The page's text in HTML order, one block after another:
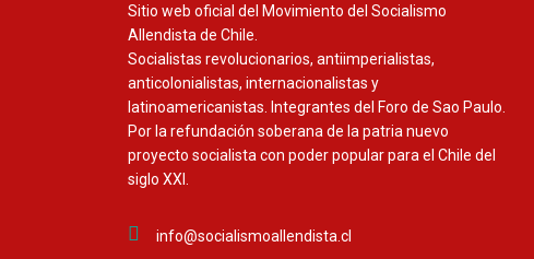
Sitio web oficial del Movimiento del Socialismo
Allendista de Chile.
Socialistas revolucionarios, antiimperialistas,
anticolonialistas, internacionalistas y
latinoamericanistas. Integrantes del Foro de Sao Paulo.
Por la refundación soberana de la patria nuevo
proyecto socialista con poder popular para el Chile del
siglo XXI.
info@socialismoallendista.cl